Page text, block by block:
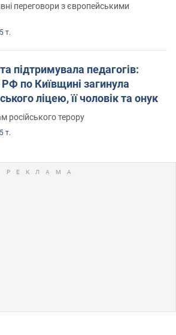
переговори з європейськими
т.
підтримувала педагогів:
РФ по Київщині загинула
ліцею, її чоловік та онук
російського терору
т.